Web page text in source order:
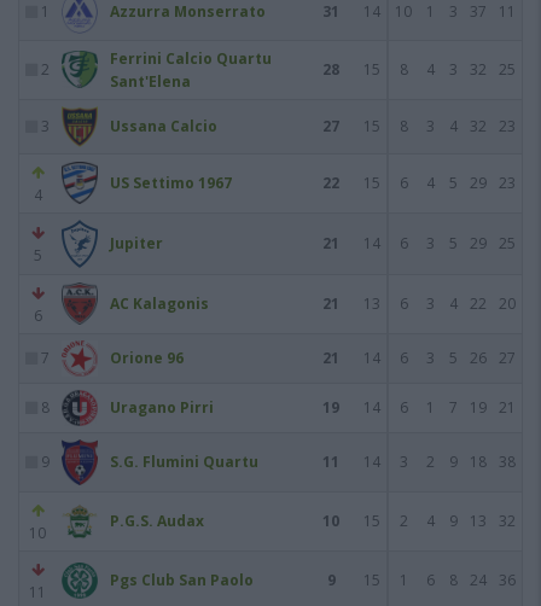
1 Azzurra Monserrato 31 14 10 1 3 37 11
2
Ferrini Calcio Quartu
Sant'Elena
28 15 8 4 3 32 25
3 Ussana Calcio 27 15 8 3 4 32 23
4
US Settimo 1967 22 15 6 4 5 29 23
5
Jupiter 21 14 6 3 5 29 25
6
AC Kalagonis 21 13 6 3 4 22 20
7 Orione 96 21 14 6 3 5 26 27
8 Uragano Pirri 19 14 6 1 7 19 21
9 S.G. Flumini Quartu 11 14 3 2 9 18 38
10
P.G.S. Audax 10 15 2 4 9 13 32
11
Pgs Club San Paolo 9 15 1 6 8 24 36